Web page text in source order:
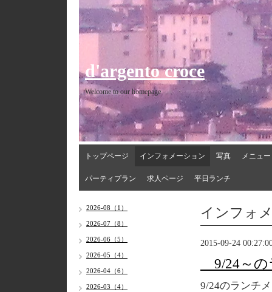
d'argento croce
Welcome to our homepage
トップページ インフォメーション 写真 メニュー
パーティプラン 求人ページ 平日ランチ
インフォ
2015-09-24
9/24～の
9/24のランチ
2026-08（1）
2026-07（8）
2026-06（5）
2026-05（4）
2026-04（6）
2026-03（4）